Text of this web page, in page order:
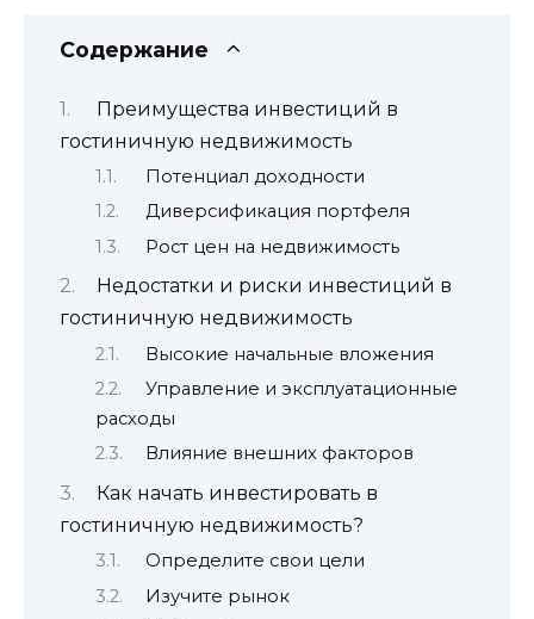
Содержание
Преимущества инвестиций в
гостиничную недвижимость
Потенциал доходности
Диверсификация портфеля
Рост цен на недвижимость
Недостатки и риски инвестиций в
гостиничную недвижимость
Высокие начальные вложения
Управление и эксплуатационные
расходы
Влияние внешних факторов
Как начать инвестировать в
гостиничную недвижимость?
Определите свои цели
Изучите рынок